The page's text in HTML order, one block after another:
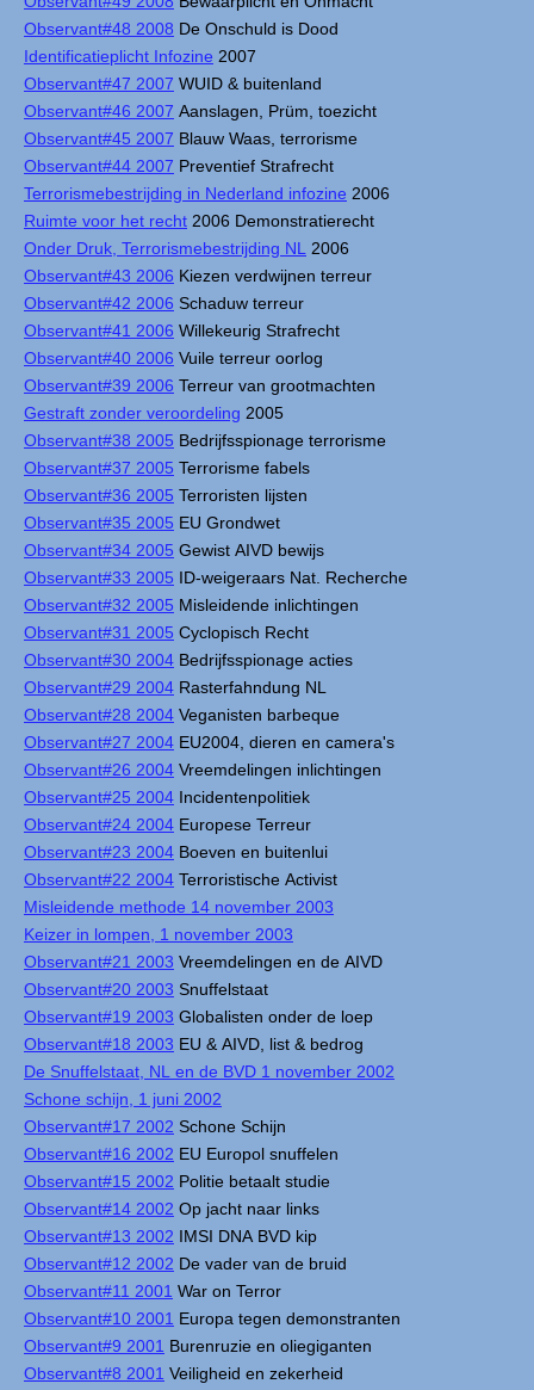
Observant#48 2008 De Onschuld is Dood
Identificatieplicht Infozine 2007
Observant#47 2007 WUID & buitenland
Observant#46 2007 Aanslagen, Prüm, toezicht
Observant#45 2007 Blauw Waas, terrorisme
Observant#44 2007 Preventief Strafrecht
Terrorismebestrijding in Nederland infozine 2006
Ruimte voor het recht 2006 Demonstratierecht
Onder Druk, Terrorismebestrijding NL
2006
Observant#43 2006 Kiezen verdwijnen terreur
Observant#42 2006 Schaduw terreur
Observant#41 2006 Willekeurig Strafrecht
Observant#40 2006 Vuile terreur oorlog
Observant#39 2006 Terreur van grootmachten
Gestraft zonder veroordeling 2005
Observant#38 2005 Bedrijfsspionage terrorisme
Observant#37 2005 Terrorisme fabels
Observant#36 2005 Terroristen lijsten
Observant#35 2005 EU Grondwet
Observant#34 2005 Gewist AIVD bewijs
Observant#33 2005 ID-weigeraars Nat. Recherche
Observant#32 2005 Misleidende inlichtingen
Observant#31 2005 Cyclopisch Recht
Observant#30 2004 Bedrijfsspionage acties
Observant#29 2004 Rasterfahndung NL
Observant#28 2004 Veganisten barbeque
Observant#27 2004 EU2004, dieren en camera's
Observant#26 2004 Vreemdelingen inlichtingen
Observant#25 2004 Incidentenpolitiek
Observant#24 2004 Europese Terreur
Observant#23 2004 Boeven en buitenlui
Observant#22 2004 Terroristische Activist
Misleidende methode 14 november 2003
Keizer in lompen, 1 november 2003
Observant#21 2003 Vreemdelingen en de AIVD
Observant#20 2003 Snuffelstaat
Observant#19 2003 Globalisten onder de loep
Observant#18 2003 EU & AIVD, list & bedrog
De Snuffelstaat, NL en de BVD 1 november 2002
Schone schijn, 1 juni 2002
Observant#17 2002 Schone Schijn
Observant#16 2002 EU Europol snuffelen
Observant#15 2002 Politie betaalt studie
Observant#14 2002 Op jacht naar links
Observant#13 2002 IMSI DNA BVD kip
Observant#12 2002 De vader van de bruid
Observant#11 2001 War on Terror
Observant#10 2001 Europa tegen demonstranten
Observant#9 2001 Burenruzie en oliegiganten
Observant#8 2001 Veiligheid en zekerheid